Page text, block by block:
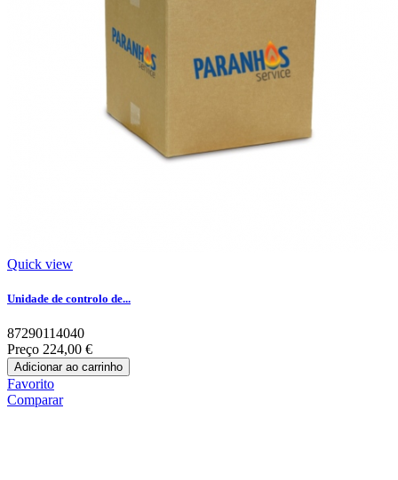
Quick view
Unidade de controlo de...
87290114040
Preço 224,00 €
Adicionar ao carrinho
Favorito
Comparar